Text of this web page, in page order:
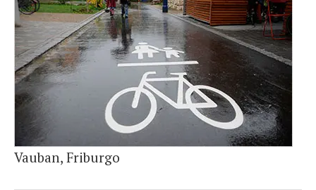
Contatti
Italiano
German
English
Spanish
French
ecohotel
rassegna stampa
Vauban, Friburgo